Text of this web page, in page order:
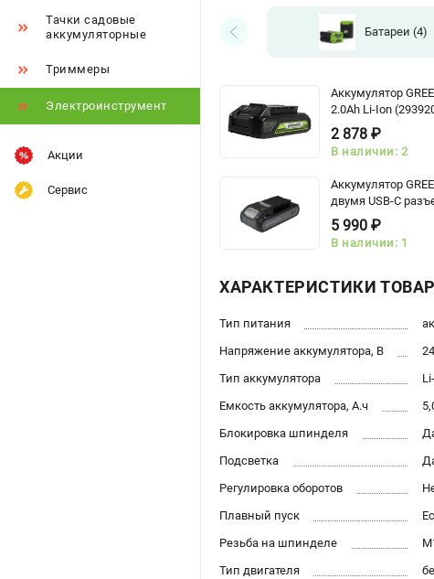
Тачки садовые
аккумуляторные
Триммеры
Электроинструмент
Акции
Сервис
Батареи (4)
Аккумулятор
2.0Ah Li-Ion
2 878 ₽
В наличии: 2
Аккумулятор
двумя USB-C
5 990 ₽
В наличии: 1
ХАРАКТЕРИСТИКИ
Тип питания
Напряжение аккумулятора, В
24
Тип аккумулятора
Емкость аккумулятора, А.ч
Блокировка шпинделя
Подсветка
Регулировка оборотов
Плавный пуск
Резьба на шпинделе
Тип двигателя